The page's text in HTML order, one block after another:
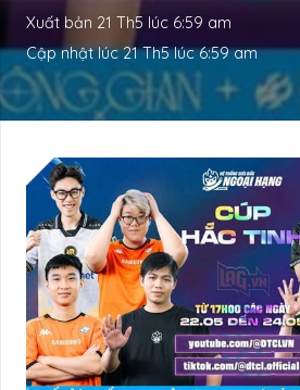
Xuất bản 21 Th5 lúc 6:59 am
Cập nhật lúc21 Th5 lúc 6:59 am